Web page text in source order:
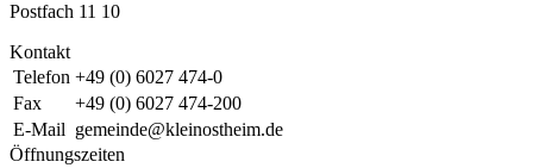
Postfach 11 10
Kontakt
Telefon +49 (0) 6027 474-0
Fax
+49 (0) 6027 474-200
E-Mail gemeinde@kleinostheim.de
Öffnungszeiten